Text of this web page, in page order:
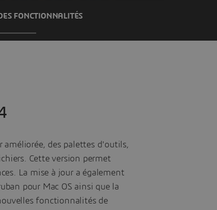
FONCTIONNALITÉS
des palettes d'outils,
Cette version permet
La mise à jour a également
pour Mac OS ainsi que la
fonctionnalités de